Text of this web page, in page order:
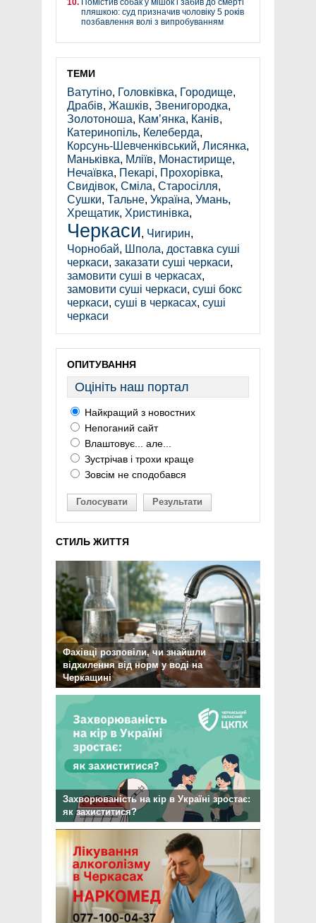
пляшкою: суд призначив чоловіку 5 років
позбавлення волі з випробуванням
ТЕМИ
Ватутіно, Головківка, Городище,
Драбів, Жашків, Звенигородка,
Золотоноша, Кам’янка, Канів,
Катеринопіль, Келеберда,
Корсунь-Шевченківський, Лисянка,
Маньківка, Мліїв, Монастирище,
Нечаївка, Пекарі, Прохорівка,
Свидівок, Сміла, Старосілля,
Сушки, Тальне, Україна, Умань,
Хрещатик, Христинівка,
Черкаси, Чигирин,
Чорнобай, Шпола, доставка суші
черкаси, заказати суші черкаси,
замовити суші в черкасах,
замовити суші черкаси, суші бокс
черкаси, суші в черкасах, суші
черкаси
ОПИТУВАННЯ
Оцініть наш портал
Найкращий з новостних
Непоганий сайт
Влаштовує... але...
Зустрічав і трохи краще
Зовсім не сподобався
Голосувати Результати
СТИЛЬ ЖИТТЯ
Фахівці розповіли, чи знайшли
відхилення від норм у воді на
Черкащині
Захворюваність на кір в Україні зростає:
як захиститися?